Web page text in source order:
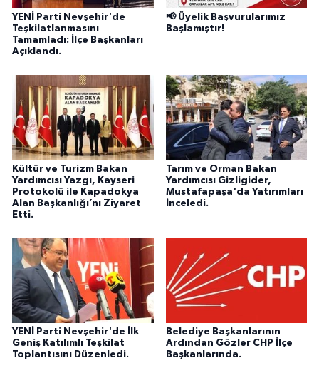
YENİ Parti Nevşehir'de
Teşkilatlanmasını
Tamamladı: İlçe Başkanları
Açıklandı.
📢 Üyelik Başvurularımız
Başlamıştır!
Kültür ve Turizm Bakan
Yardımcısı Yazgı, Kayseri
Protokolü ile Kapadokya
Alan Başkanlığı’nı Ziyaret
Etti.
Tarım ve Orman Bakan
Yardımcısı Gizligider,
Mustafapaşa'da Yatırımları
İnceledi.
YENİ Parti Nevşehir'de İlk
Geniş Katılımlı Teşkilat
Toplantısını Düzenledi.
Belediye Başkanlarının
Ardından Gözler CHP İlçe
Başkanlarında.